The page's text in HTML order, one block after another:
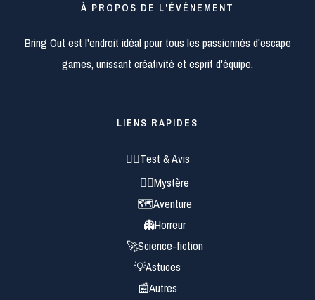
À PROPOS DE L'ÉVÉNEMENT
Bring Out est l'endroit idéal pour tous les passionnés d'escape
games, unissant créativité et esprit d'équipe.
LIENS RAPIDES
🕵️‍♂️Test & Avis
🕵️‍♀️Mystère
🗺️Aventure
👻Horreur
🚀Science-fiction
💡Astuces
📰Autres